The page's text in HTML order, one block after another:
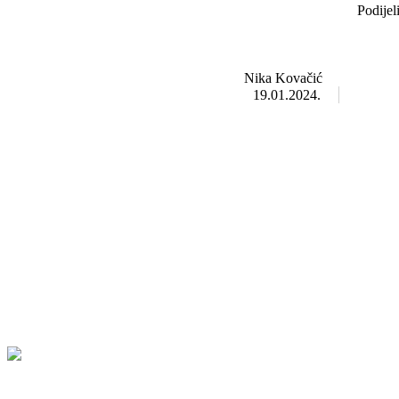
Nika Kovačić
19.01.2024.
Podijeli